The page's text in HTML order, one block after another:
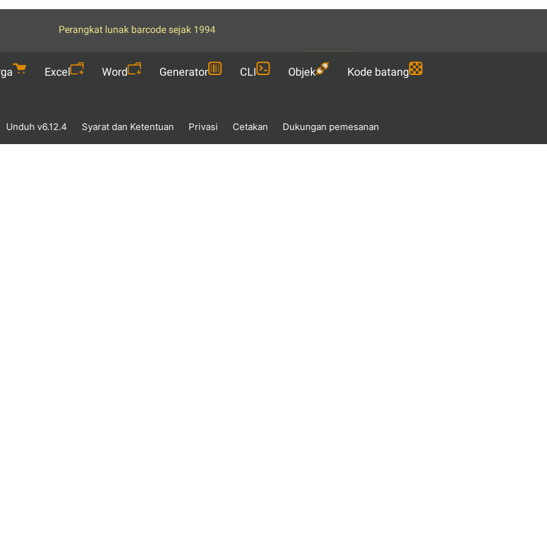
Perangkat lunak barcode sejak 1994
Languages
Excel Word Generator CLI Objek
Kode batang
Unduh v6.12.4 Syarat dan Ketentuan Privasi Cetakan Dukungan pemesanan